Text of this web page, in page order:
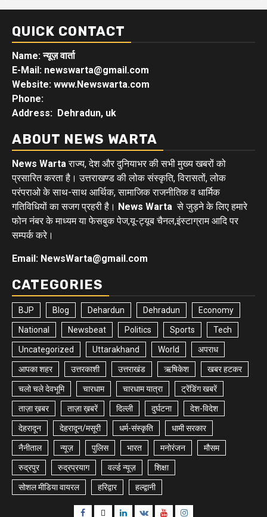
QUICK CONTACT
Name: न्यूज़ वार्ता
E-Mail: newswarta@gmail.com
Website: www.Newswarta.com
Phone:
Address: Dehradun, uk
ABOUT NEWS WARTA
News Wartaराज्य, देश और दुनियाभर की सभी मुख्य खबरों को
प्रसारित करता है। उत्तराखण्ड की लोक संस्कृति, विरासतों, लोक
परंपराओ के साथ-साथ आर्थिक, सामाजिक राजनीतिक व धार्मिक
गतिविधियों का सजग प्रहरी है। News Warta से जुड़ने के लिए हमारे
फोन नंबर के माध्यम या फेसबुक पेज,यू-ट्यूब चैनल,इंस्टाग्राम आदि पर
सम्पर्क करे।
Email: NewsWarta@gmail.com
CATEGORIES
BJP Blog Dehardun Dehradun Economy
National Newsbeat Politics Sports Tech
Uncategorized Uttarakhand World अपराध
आपका शहर उत्तरकाशी उत्तराखंड ऋषिकेश खबर हटकर
चलो चले देवभूमि चारधाम चारधाम यात्रा ट्रेंडिंग खबरें
ताज़ा ख़बर ताज़ा ख़बरें दिल्ली दुर्घटना देश-विदेश
देहरादून देहरादून/मसूरी धर्म-संस्कृति धामी सरकार
नैनीताल न्यूज़ पुलिस भारत मनोरंजन मौसम
रुद्रपुर रुद्रप्रयाग वर्ल्ड न्यूज़ शिक्षा
सोशल मीडिया वायरल हरिद्वार हल्द्वानी
Facebook
TwitterLinkedin
VK YoutubeInstagram